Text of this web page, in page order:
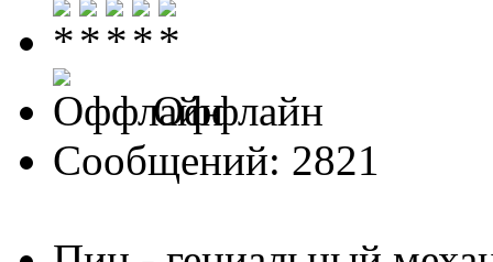
Оффлайн
Сообщений: 2821